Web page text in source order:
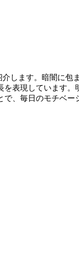
します。暗闇に
表現しています
、毎日のモチベ